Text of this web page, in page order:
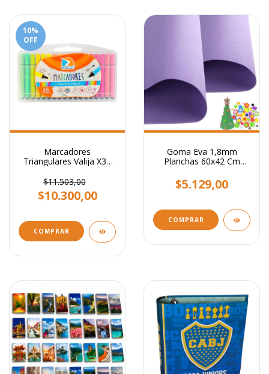
10%
OFF
Marcadores
Triangulares Valija X36
$11.503,00
$10.300,00
Goma Eva 1,8mm
Planchas 60x42 Cm
$5.129,00
COMPRAR